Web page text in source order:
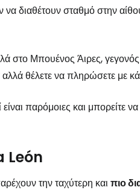
διαθέτουν σταθμό στην
στο Μπουένος Άιρες,
θέλετε να πληρώσετε με
είναι παρόμοιες και μπορείτε
León
την ταχύτερη και πιο